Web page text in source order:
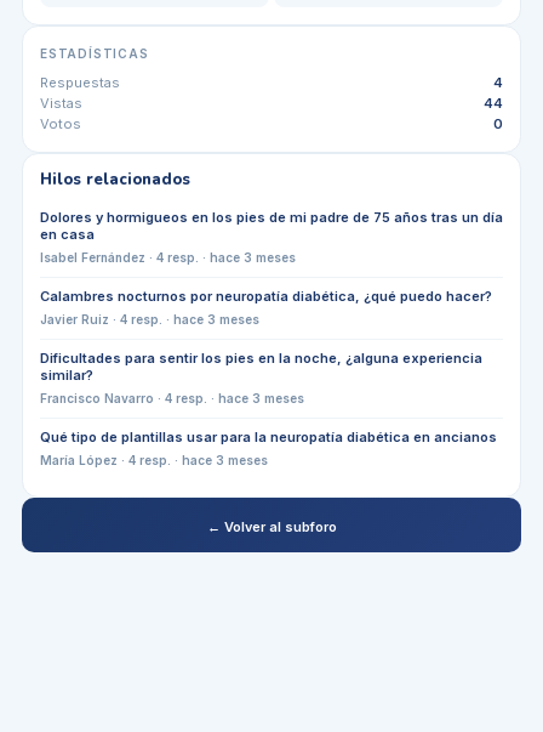
ESTADÍSTICAS
Respuestas
4
Vistas
44
Votos
0
Hilos relacionados
Dolores y hormigueos en los pies de mi padre de 75 años tras un día
en casa
Isabel Fernández · 4resp. · hace 3 meses
Calambres nocturnos por neuropatía diabética, ¿qué puedo hacer?
Javier Ruiz · 4resp. · hace 3 meses
Dificultades para sentir los pies en la noche, ¿alguna experiencia
similar?
Francisco Navarro · 4resp. · hace 3 meses
Qué tipo de plantillas usar para la neuropatía diabética en ancianos
María López · 4resp. · hace 3 meses
← Volver al subforo